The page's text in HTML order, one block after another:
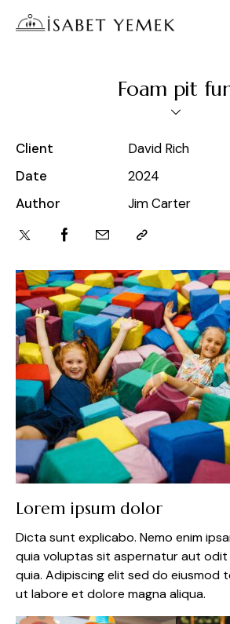
Foam pit
Client
David Rich
Date
2024
Author
Jim Carter
Lorem ipsum dolor
Dicta sunt explicabo. Nemo enim
quia voluptas sit aspernatur aut
quia. Adipiscing elit sed do eiusmod
ut labore et dolore magna aliqua.